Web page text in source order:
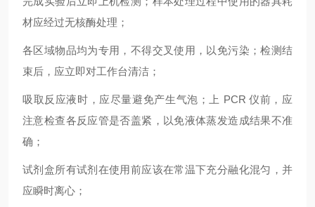
材应经过无核酶处理；
各区域物品均为专用，不得交叉使用，以免污染；检测结
束后，应立即对工作台清洁；
吸取反应液时，应尽量避免产生气泡；上 PCR 仪前，应
注意检查各反应管是否盖紧，以免液体蒸发造成结果不准
确；
试剂盒所有试剂在使用前应该在常温下充分融化混匀，并
应瞬时离心；